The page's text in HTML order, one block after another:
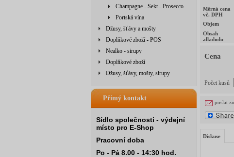
Champagne - Sekt - Prosecco
Portská vína
Džusy, šťávy a mošty
Doplňkové zboží - POS
Nealko - sirupy
Doplňkové zboží
Džusy, šťávy, mošty, sirupy
Přímý kontakt
Sídlo společnosti - výdejní
místo pro E-Shop
Pracovní doba
Po - Pá 8.00 - 14:30 hod.
Měrná cena
vč. DPH
Objem
Obsah
alkoholu
Cena
Počet kusů
poslat
Diskuse